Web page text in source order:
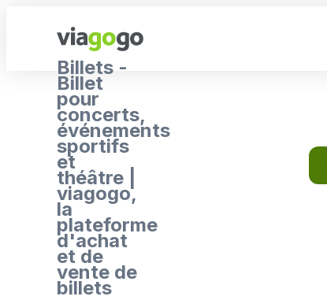
Billets -
Billet
pour
concerts,
événements
sportifs
et
théâtre |
viagogo,
la
plateforme
d'achat
et de
vente de
billets